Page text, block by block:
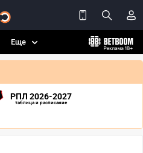
Еще
РПЛ 2026-2027
таблица и расписание